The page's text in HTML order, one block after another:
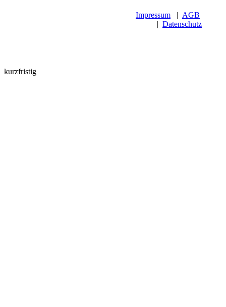
Impressum | AGB
| Datenschutz
kurzfristig